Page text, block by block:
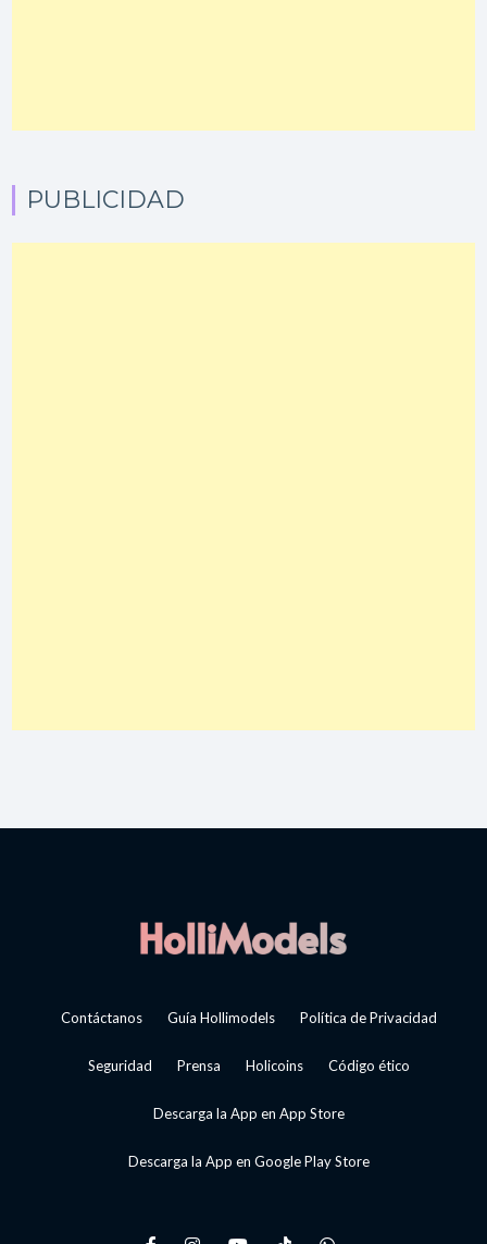
PUBLICIDAD
Contáctanos Guía Hollimodels Política de Privacidad
Seguridad Prensa Holicoins Código ético
Descarga la App en App Store
Descarga la App en Google Play Store